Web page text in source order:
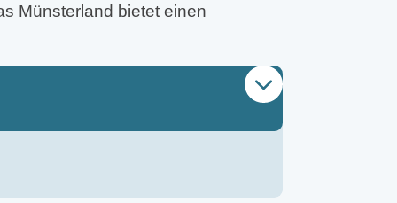
Münsterland bietet einen